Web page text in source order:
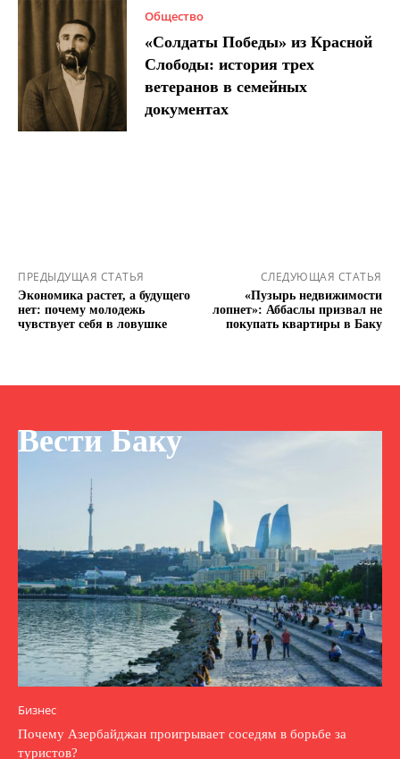
Общество
«Солдаты Победы» из Красной
Слободы: история трех
ветеранов в семейных
документах
ПРЕДЫДУЩАЯ СТАТЬЯ
Экономика растет, а будущего
нет: почему молодежь
чувствует себя в ловушке
СЛЕДУЮЩАЯ СТАТЬЯ
«Пузырь недвижимости
лопнет»: Аббаслы призвал не
покупать квартиры в Баку
Вести Баку
Бизнес
Почему Азербайджан проигрывает соседям в борьбе за
туристов?